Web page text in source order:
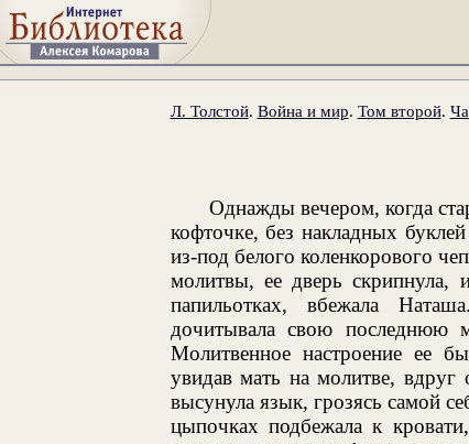
Л. Толстой. Война и мир. Том второй.
Однажды вечером, когда
кофточке, без накладных
из-под белого коленкорового
молитвы, ее дверь
папильотках, вбежала
дочитывала свою последнюю
Молитвенное настроение ее
увидав мать на молитве, вдруг
высунула язык, грозясь самой
цыпочках подбежала к